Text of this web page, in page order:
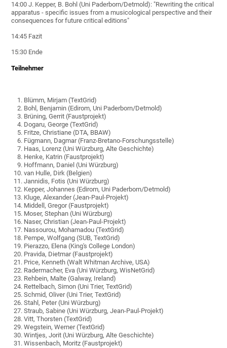
14:00 J. Kepper, B. Bohl (Uni Paderborn/Detmold): "Rewriting the critical
apparatus - specific issues from a musicological perspective and their
consequences for future critical editions"
14:45 Fazit
15:30 Ende
Teilnehmer
Blümm, Mirjam (TextGrid)
Bohl, Benjamin (Edirom, Uni Paderborn/Detmold)
Brüning, Gerrit (Faustprojekt)
Dogaru, George (TextGrid)
Fritze, Christiane (DTA, BBAW)
Fügmann, Dagmar (Franz-Bretano-Forschungsstelle)
Haas, Lorenz (Uni Würzburg, Alte Geschichte)
Henke, Katrin (Faustprojekt)
Hoffmann, Daniel (Uni Würzburg)
van Hulle, Dirk (Belgien)
Jannidis, Fotis (Uni Würzburg)
Kepper, Johannes (Edirom, Uni Paderborn/Detmold)
Kluge, Alexander (Jean-Paul-Projekt)
Middell, Gregor (Faustprojekt)
Moser, Stephan (Uni Würzburg)
Naser, Christian (Jean-Paul-Projekt)
Nassourou, Mohamadou (TextGrid)
Pempe, Wolfgang (SUB, TextGrid)
Pierazzo, Elena (King's College London)
Pravida, Dietmar (Faustprojekt)
Price, Kenneth (Walt Whitman Archive, USA)
Radermacher, Eva (Uni Würzburg, WisNetGrid)
Rehbein, Malte (Galway, Ireland)
Rettelbach, Simon (Uni Trier, TextGrid)
Schmid, Oliver (Uni Trier, TextGrid)
Stahl, Peter (Uni Würzburg)
Straub, Sabine (Uni Würzburg, Jean-Paul-Projekt)
Vitt, Thorsten (TextGrid)
Wegstein, Werner (TextGrid)
Wintjes, Jorit (Uni Würzburg, Alte Geschichte)
Wissenbach, Moritz (Faustprojekt)